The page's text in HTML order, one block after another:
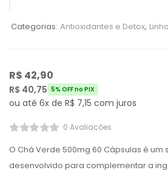
Categorias: Antioxidantes e Detox,
R$ 42,90
R$ 40,75 5% OFF no PIX
ou até 6x de R$ 7,15 com juros
0 Avaliações
O Chá Verde 500mg 60 Cápsulas é
desenvolvido para complementar a